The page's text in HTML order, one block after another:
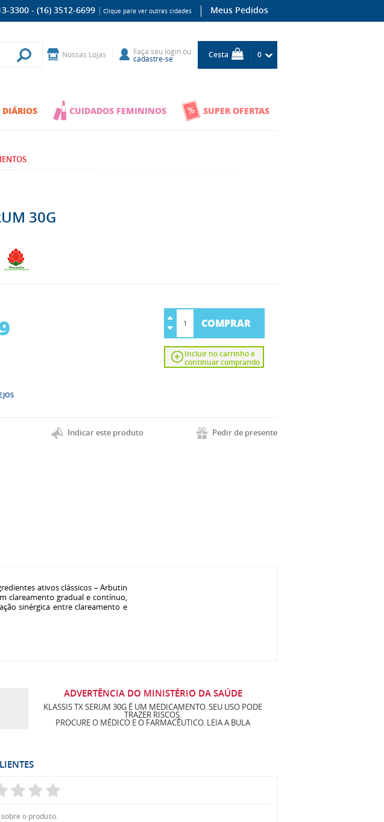
Meus Pedidos
3300 - (16) 3512-6699 Clique para ver outras cidades
Nossas Lojas Faça seu loginou
cadastre-se. Cesta 0
CUIDADOS FEMININOS SUPER OFERTAS
30G
COMPRAR
Incluir no carrinho e
continuar comprando
Indicar este produto Pedir de presente
ativos clássicos – Arbutin
clareamento gradual e contínuo,
sinérgica entre clareamento e
ADVERTÊNCIA DO MINISTÉRIO DA SAÚDE
KLASSIS TX SERUM 30G É UM MEDICAMENTO. SEU USO PODE
TRAZER RISCOS.
PROCURE O MÉDICO E O FARMACÊUTICO. LEIA A BULA
o produto.